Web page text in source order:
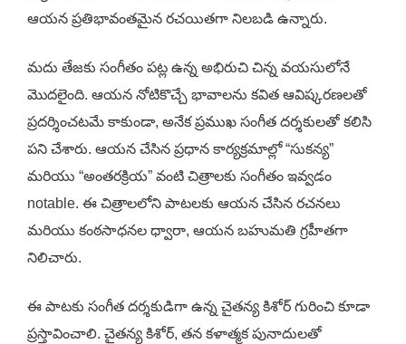
ఆయన ప్రతిభావంతమైన రచయితగా నిలబడి ఉన్నారు.
మదు తేజకు సంగీతం పట్ల ఉన్న అభిరుచి చిన్న వయసులోనే
మొదలైంది. ఆయన నోటికొచ్చే భావాలను కవిత ఆవిష్కరణలతో
ప్రదర్శించటమే కాకుండా, అనేక ప్రముఖ సంగీత దర్శకులతో కలిసి
పని చేశారు. ఆయన చేసిన ప్రధాన కార్యక్రమాల్లో “సుకన్య”
మరియు “అంతరక్రియ” వంటి చిత్రాలకు సంగీతం ఇవ్వడం
notable. ఈ చిత్రాలలోని పాటలకు ఆయన చేసిన రచనలు
మరియు కంఠసాధనల ధ్వారా, ఆయన బహుమతి గ్రహీతగా
నిలిచారు.
ఈ పాటకు సంగీత దర్శకుడిగా ఉన్న చైత‌న్య కిశోర్ గురించి కూడా
ప్రస్తావించాలి. చైత‌న్య కిశోర్, తన కళాత్మక పునాదులతో